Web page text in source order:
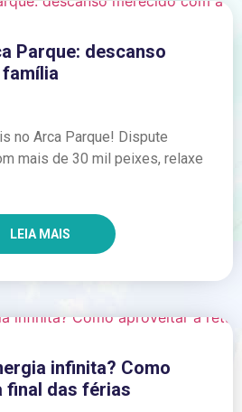
Parque: descanso
no Arca Parque! Dispute
mais de 30 mil peixes, relaxe
LEIA MAIS
infinita? Como
final das férias